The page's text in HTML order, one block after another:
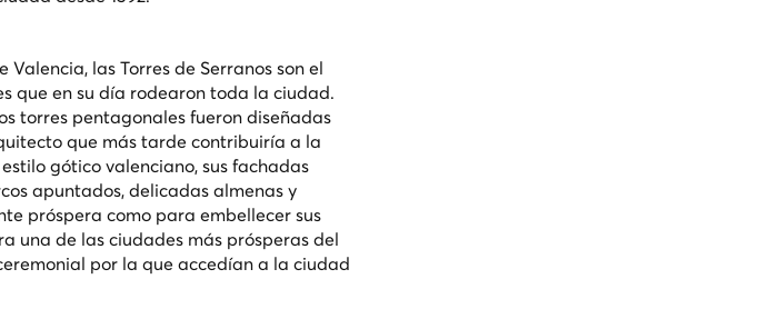
las Torres de Serranos son el
que en su día rodearon toda la ciudad.
torres pentagonales fueron diseñadas
que más tarde contribuiría a la
gótico valenciano, sus fachadas
apuntados, delicadas almenas y
próspera como para embellecer sus
una de las ciudades más prósperas del
por la que accedían a la ciudad